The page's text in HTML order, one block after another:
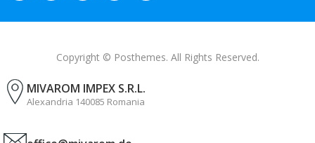
Copyright © Posthemes. All Rights Reserved.
MIVAROM IMPEX S.R.L.
Alexandria 140085 Romania